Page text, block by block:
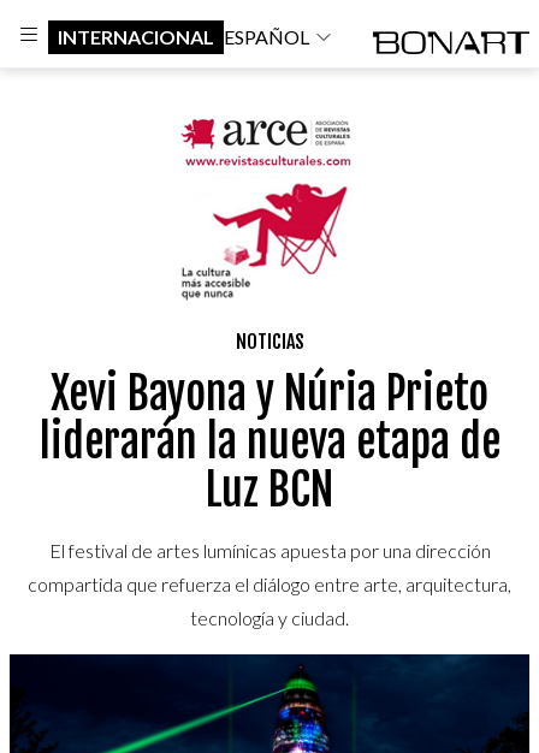
INTERNACIONAL ESPAÑOL
NOTICIAS
Xevi Bayona y Núria Prieto
liderarán la nueva etapa de
Luz BCN
El festival de artes lumínicas apuesta por una dirección
compartida que refuerza el diálogo entre arte, arquitectura,
tecnología y ciudad.